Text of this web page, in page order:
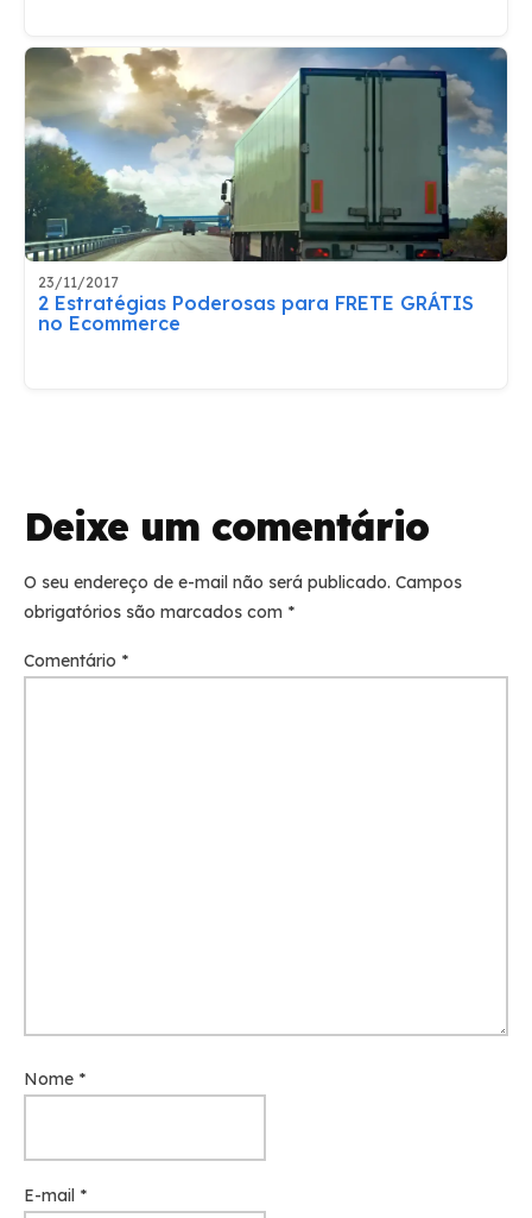
23/11/2017
2 Estratégias Poderosas para FRETE GRÁTIS
no Ecommerce
Deixe um comentário
O seu endereço de e-mail não será publicado. Campos
obrigatórios são marcados com *
Comentário *
Nome *
E-mail *